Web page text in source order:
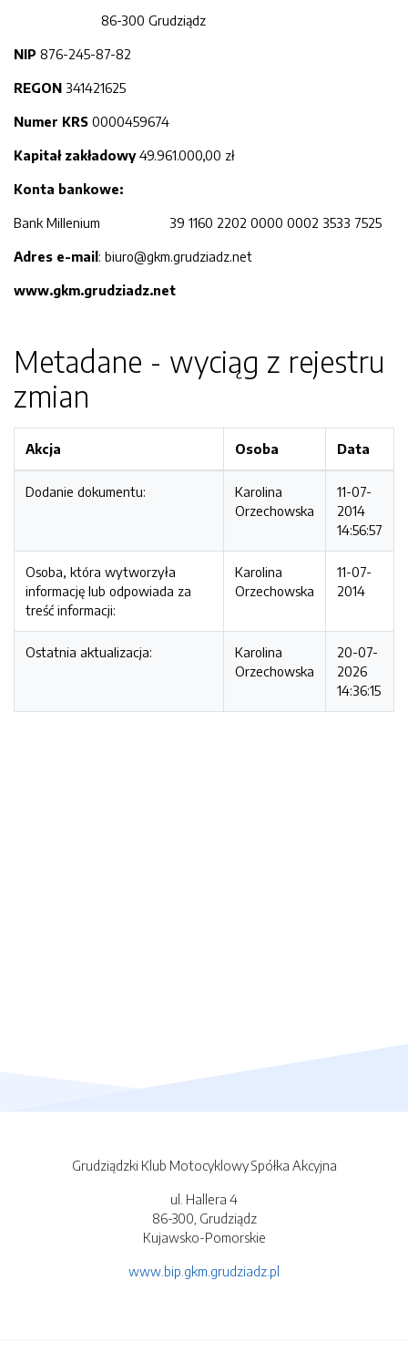
86-300 Grudziądz
NIP 876-245-87-82
REGON 341421625
Numer KRS 0000459674
Kapitał zakładowy49.961.000,00 zł
Konta bankowe:
Bank Millenium 39 1160 2202 0000 0002 3533 7525
Adres e-mail: biuro@gkm.grudziadz.net
www.gkm.grudziadz.net
Metadane - wyciąg z rejestru
zmian
Akcja Osoba Data
Dodanie dokumentu:
Karolina
Orzechowska
11-07-
2014
14:56:57
Osoba, która wytworzyła
informację lub odpowiada za
treść informacji:
Karolina
Orzechowska
11-07-
2014
Ostatnia aktualizacja:
Karolina
Orzechowska
20-07-
2026
14:36:15
Grudziądzki Klub Motocyklowy Spółka Akcyjna
ul. Hallera 4
86-300, Grudziądz
Kujawsko-Pomorskie
www.bip.gkm.grudziadz.pl